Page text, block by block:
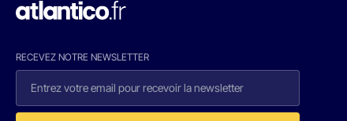
RECEVEZ NOTRE NEWSLETTER